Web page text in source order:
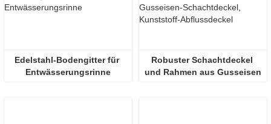
Edelstahl-Bodengitter für
Entwässerungsrinne
Robuster Schachtdeckel
und Rahmen aus Gusseisen